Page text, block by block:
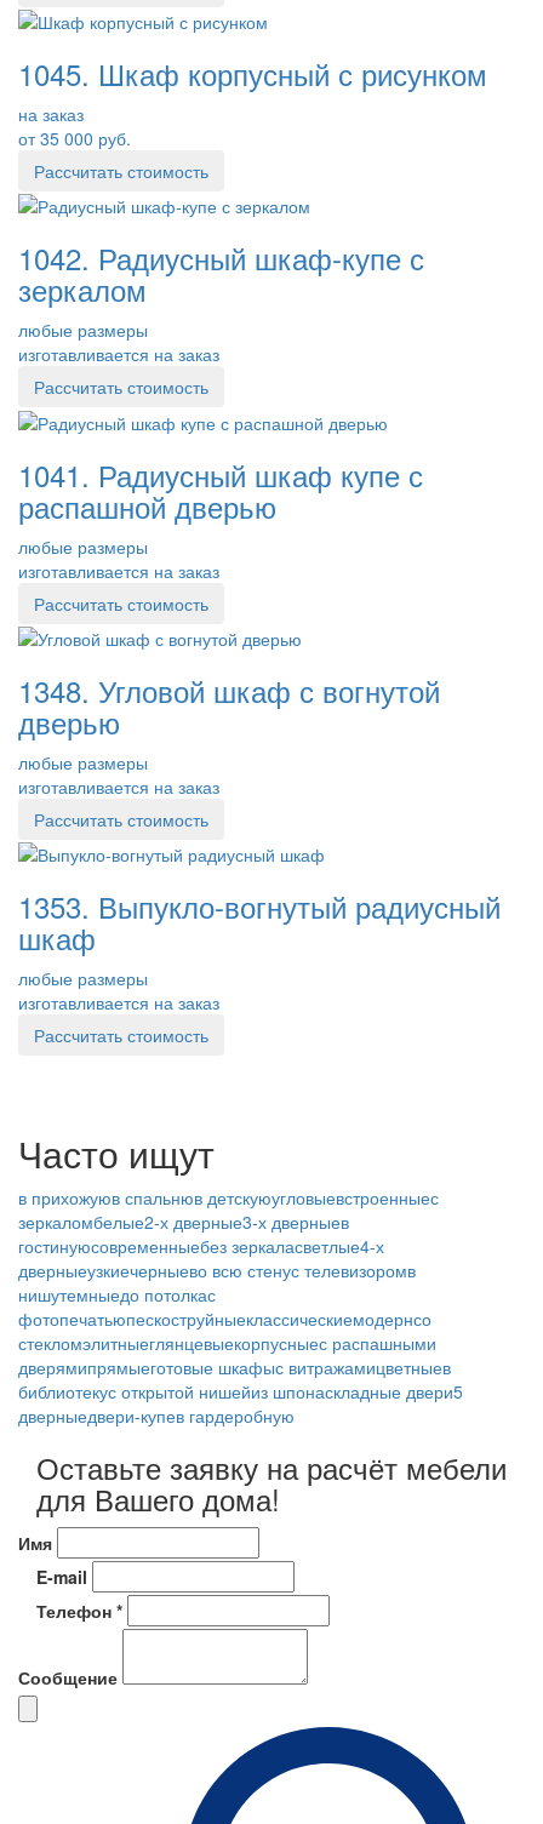
1045. Шкаф корпусный с рисунком
на заказ
от 35 000 руб.
Рассчитать стоимость
1042. Радиусный шкаф-купе с
зеркалом
любые размеры
изготавливается на заказ
Рассчитать стоимость
1041. Радиусный шкаф купе с
распашной дверью
любые размеры
изготавливается на заказ
Рассчитать стоимость
1348. Угловой шкаф с вогнутой
дверью
любые размеры
изготавливается на заказ
Рассчитать стоимость
1353. Выпукло-вогнутый радиусный
шкаф
любые размеры
изготавливается на заказ
Рассчитать стоимость
Часто ищут
в прихожуюв спальнюв детскуюугловыевстроенныес
зеркаломбелые2-х дверные3-х дверныев
гостинуюсовременныебез зеркаласветлые4-х
дверныеузкиечерныево всю стенус телевизоромв
нишутемныедо потолкас
фотопечатьюпескоструйныеклассическиемодернсо
стекломэлитныеглянцевыекорпусныес распашными
дверямипрямыеготовые шкафыс витражамицветныев
библиотекус открытой нишейиз шпонаскладные двери5
дверныедвери-купев гардеробную
Оставьте заявку на расчёт мебели
для Вашего дома!
Имя
E-mail
Телефон *
Сообщение